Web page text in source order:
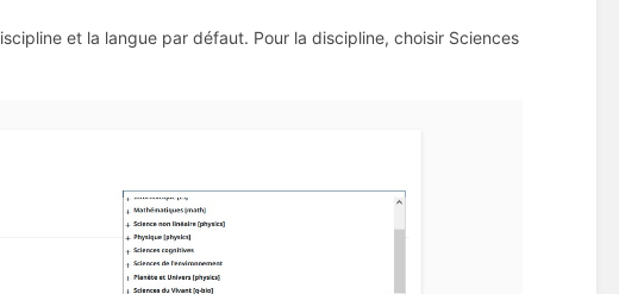
et la langue par défaut. Pour la discipline, choisir Sciences